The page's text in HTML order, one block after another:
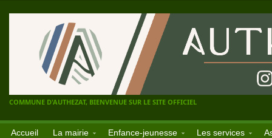
COMMUNE D'AUTHEZAT, BIENVENUE SUR LE SITE OFFICIEL
Accueil La mairie Enfance-jeunesse Les services